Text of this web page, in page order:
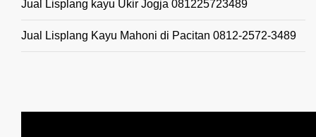
Jual Lisplang kayu Ukir Jogja 081225723489
Jual Lisplang Kayu Mahoni di Pacitan 0812-2572-3489